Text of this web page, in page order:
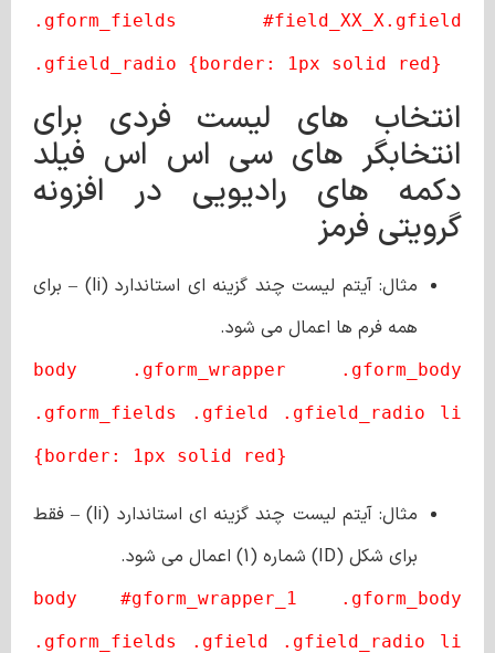
.gform_fields #field_XX_X.gfield
.gfield_radio {border: 1px solid red}
انتخاب های لیست فردی برای
انتخابگر های سی اس اس فیلد
دکمه‌ های رادیویی در افزونه
گرویتی فرمز
مثال: آیتم لیست چند گزینه ای استاندارد (li) – برای
همه فرم ها اعمال می شود.
body .gform_wrapper .gform_body
.gform_fields .gfield .gfield_radio li
{border: 1px solid red}
مثال: آیتم لیست چند گزینه ای استاندارد (li) – فقط
برای شکل (ID) شماره (1) اعمال می شود.
body #gform_wrapper_1 .gform_body
.gform_fields .gfield .gfield_radio li